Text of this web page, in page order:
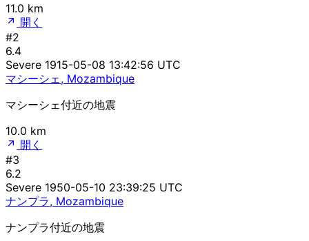
11.0 km
開く
#2
6.4
Severe 1915-05-08 13:42:56 UTC
マシーシェ, Mozambique
マシーシェ付近の地震
10.0 km
開く
#3
6.2
Severe 1950-05-10 23:39:25 UTC
ナンプラ, Mozambique
ナンプラ付近の地震